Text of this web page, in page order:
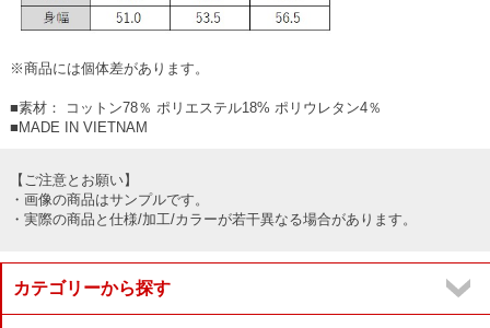
※商品には個体差があります。
■素材： コットン78％ ポリエステル18% ポリウレタン4％
■MADE IN VIETNAM
【ご注意とお願い】
・画像の商品はサンプルです。
・実際の商品と仕様/加工/カラーが若干異なる場合があります。
カテゴリーから探す